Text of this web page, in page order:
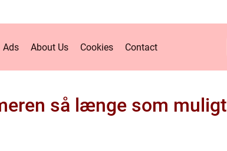
Ads About Us Cookies Contact
så længe som muligt